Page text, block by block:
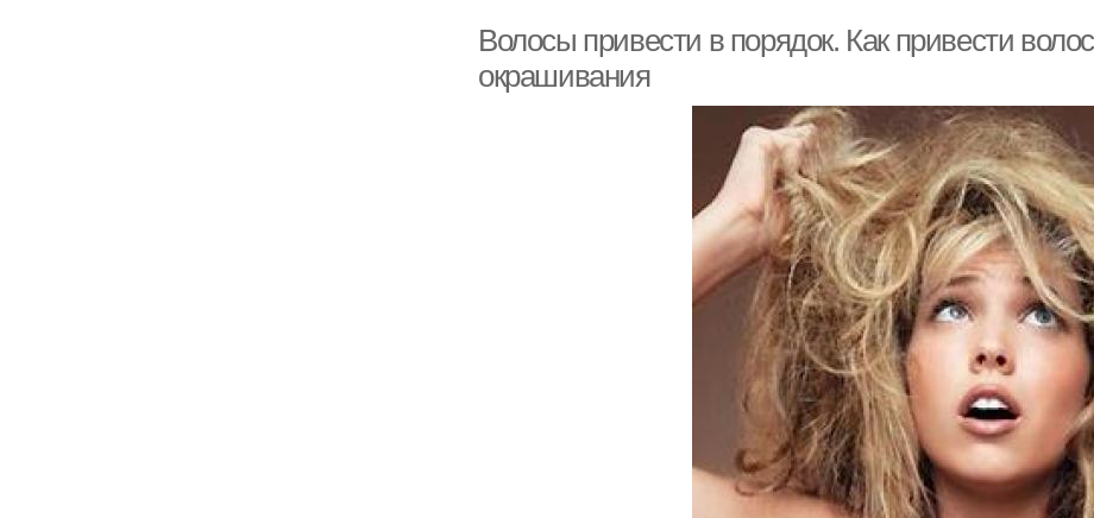
Волосы привести в порядок. Как привести
окрашивания